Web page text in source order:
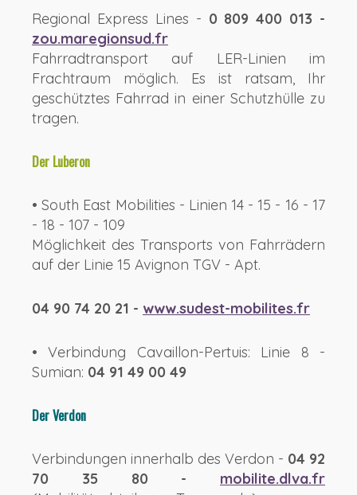
Regional Express Lines - 0 809 400 013 -
zou.maregionsud.fr
Fahrradtransport auf LER-Linien im
Frachtraum möglich. Es ist ratsam, Ihr
geschütztes Fahrrad in einer Schutzhülle zu
tragen.
Der Luberon
• South East Mobilities - Linien 14 - 15 - 16 - 17
- 18 - 107 - 109
Möglichkeit des Transports von Fahrrädern
auf der Linie 15 Avignon TGV - Apt.
04 90 74 20 21 - www.sudest-mobilites.fr
• Verbindung Cavaillon-Pertuis: Linie 8 -
Sumian: 04 91 49 00 49
Der Verdon
Verbindungen innerhalb des Verdon - 04 92
70 35 80 - mobilite.dlva.fr